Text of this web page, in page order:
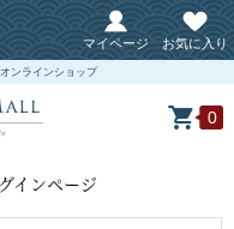
マイページ お気に入り
ンラインショップ
0
インページ